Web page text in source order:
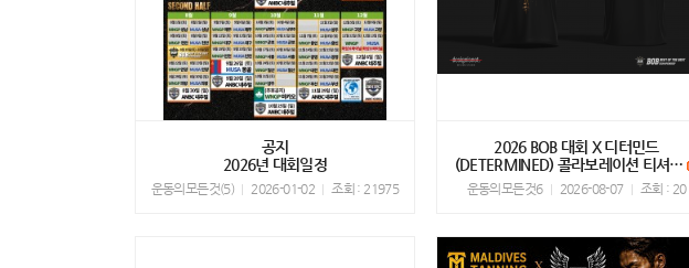
공지
2026년 대회일정
운동의모든것(5) 2026-01-02 조회 : 21975
2026 BOB 대회 X 디터민드
(DETERMINED) 콜라보레이션 티셔…
운동의모든것6 2026-08-07 조회 : 20